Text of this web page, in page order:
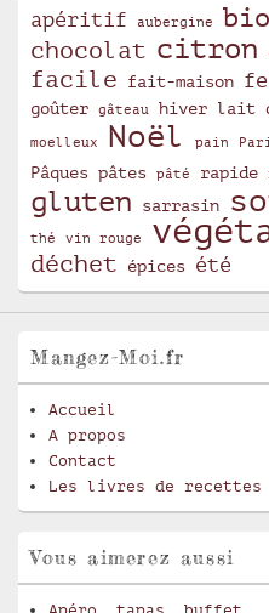
apéritif aubergine bio
chocolat citron
facile fait-maison
goûter
gâteau hiver lait
moelleux Noël pain
Pâques pâtes pâté rapide
gluten
sarrasin
thé vin rouge
déchet
épices été
Mangez-Moi.fr
Accueil
A propos
Contact
Les livres de recettes
Vous aimerez aussi